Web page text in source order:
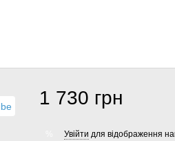
1 730 грн
Увійти для відображення